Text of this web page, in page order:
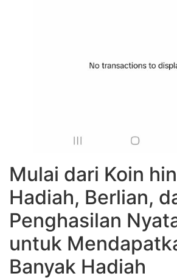
Mulai dari Koin
Hadiah, Berlian,
Penghasilan
untuk
Banyak Hadiah